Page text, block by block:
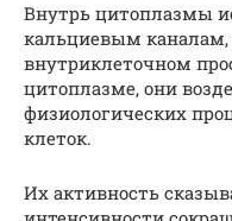
Внутрь цитоплазмы
кальциевым
внутриклеточном
цитоплазме, они
физиологических
клеток.
Их активность